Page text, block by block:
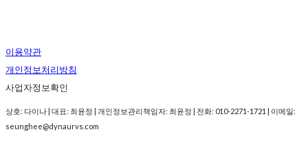
이용약관
개인정보처리방침
사업자정보확인
상호: 다이나 | 대표: 최윤정 | 개인정보관리책임자: 최윤정 | 전화: 010-2271-1721 | 이메일:
seunghee@dynaurvs.com